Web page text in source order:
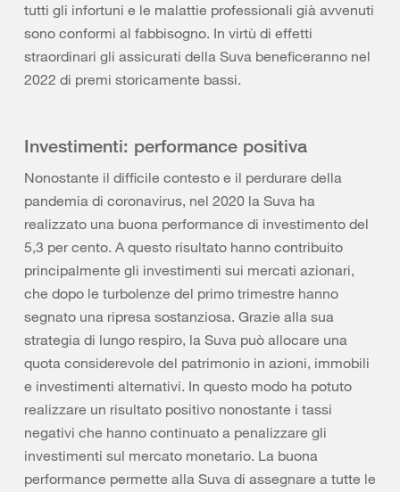
tutti gli infortuni e le malattie professionali già avvenuti
sono conformi al fabbisogno. In virtù di effetti
straordinari gli assicurati della Suva beneficeranno nel
2022 di premi storicamente bassi.
Investimenti: performance positiva
Nonostante il difficile contesto e il perdurare della
pandemia di coronavirus, nel 2020 la Suva ha
realizzato una buona performance di investimento del
5,3 per cento. A questo risultato hanno contribuito
principalmente gli investimenti sui mercati azionari,
che dopo le turbolenze del primo trimestre hanno
segnato una ripresa sostanziosa. Grazie alla sua
strategia di lungo respiro, la Suva può allocare una
quota considerevole del patrimonio in azioni, immobili
e investimenti alternativi. In questo modo ha potuto
realizzare un risultato positivo nonostante i tassi
negativi che hanno continuato a penalizzare gli
investimenti sul mercato monetario. La buona
performance permette alla Suva di assegnare a tutte le